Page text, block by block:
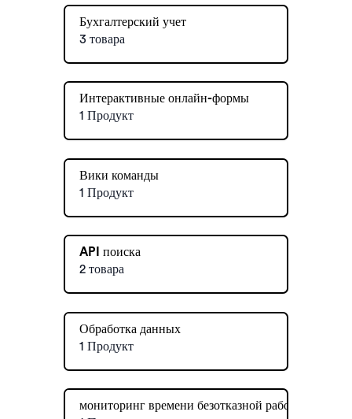
Бухгалтерский учет
3 товара
Интерактивные онлайн-формы
1 Продукт
Вики команды
1 Продукт
API поиска
2 товара
Обработка данных
1 Продукт
мониторинг времени безотказной работы